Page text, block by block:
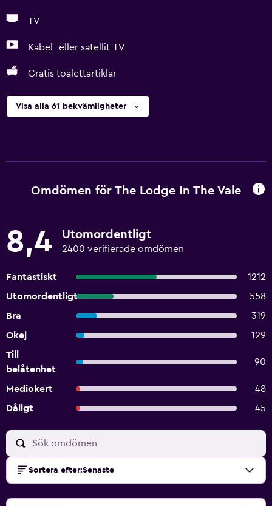
TV
Kabel- eller satellit-TV
Gratis toalettartiklar
Visa alla 61 bekvämligheter
Omdömen för The Lodge In The Vale
8,4 Utomordentligt
2400 verifierade omdömen
Fantastiskt
1212
Utomordentligt
558
Bra
319
Okej
129
Till
belåtenhet
90
Mediokert
48
Dåligt
45
Sortera efter:Senaste